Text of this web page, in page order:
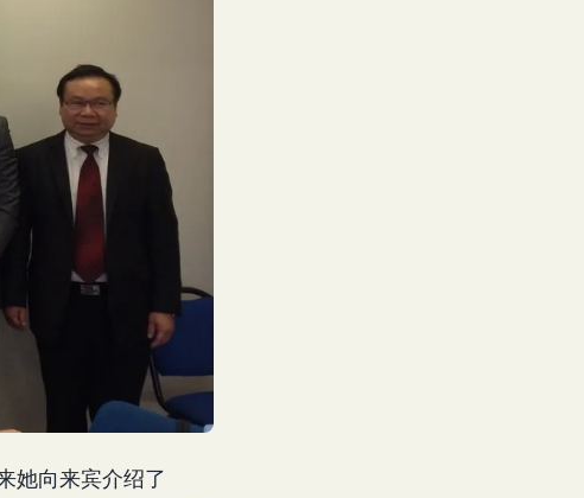
她向来宾介绍了